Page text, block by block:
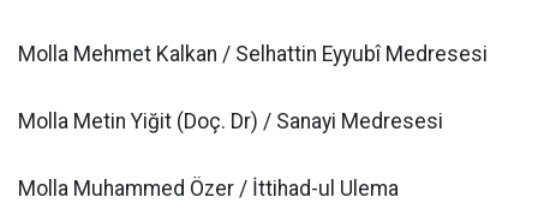
Molla Mehmet Kalkan / Selhattin Eyyubî Medresesi
Molla Metin Yiğit (Doç. Dr) / Sanayi Medresesi
Molla Muhammed Özer / İttihad-ul Ulema